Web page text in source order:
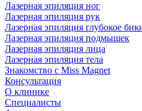
Лазерная эпиляция ног
Лазерная эпиляция рук
Лазерная эпиляция глубокое
Лазерная эпиляция подмышек
Лазерная эпиляция лица
Лазерная эпиляция тела
Знакомство с Miss Magnet
Консультация
О клинике
Специалисты